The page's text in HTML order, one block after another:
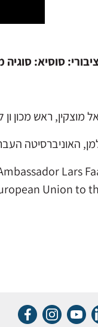
סוסיא:
מוצקין, ראש מכון ון
האוניברסיטה
Lars
Union to